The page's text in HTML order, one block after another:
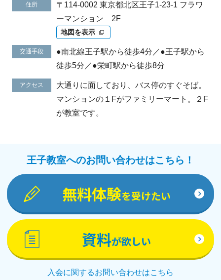
住所
〒114-0002 東京都北区王子1-23-1 フラワ
ーマンション 2F
地図を表示
交通手段
●南北線王子駅から徒歩4分／●王子駅から
徒歩5分／●栄町駅から徒歩8分
アクセス
大通りに面しており、バス停のすぐそば。
マンションの１Fがファミリーマート。２F
が教室です。
王子教室へのお問い合わせはこちら！
無料体験を受けたい
資料が欲しい
入会に関するお問い合わせはこちら